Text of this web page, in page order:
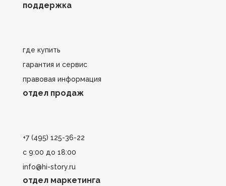
поддержка
где купить
гарантия и сервис
правовая информация
отдел продаж
+7 (495) 125-36-22
с 9:00 до 18:00
info@hi-story.ru
отдел маркетинга